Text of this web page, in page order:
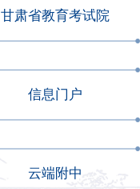
甘肃省教育考试院
信息门户
云端附中